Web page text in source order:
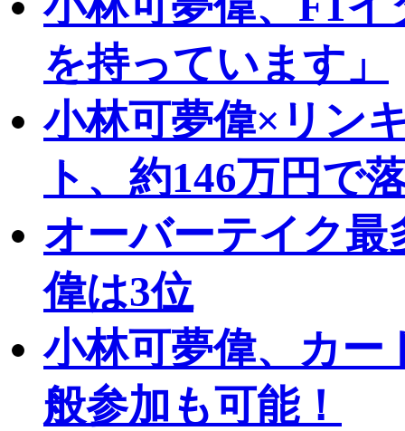
を持っています」
小林可夢偉×リン
ト、約146万円で
オーバーテイク
偉は3位
小林可夢偉、カー
般参加も可能！